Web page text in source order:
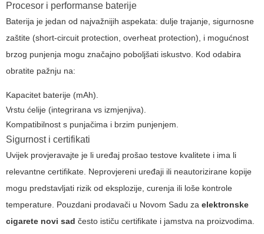
Procesor i performanse baterije
Baterija je jedan od najvažnijih aspekata: dulje trajanje, sigurnosne
zaštite (short-circuit protection, overheat protection), i mogućnost
brzog punjenja mogu značajno poboljšati iskustvo. Kod odabira
obratite pažnju na:
Kapacitet baterije (mAh).
Vrstu ćelije (integrirana vs izmjenjiva).
Kompatibilnost s punjačima i brzim punjenjem.
Sigurnost i certifikati
Uvijek provjeravajte je li uređaj prošao testove kvalitete i ima li
relevantne certifikate. Neprovjereni uređaji ili neautorizirane kopije
mogu predstavljati rizik od eksplozije, curenja ili loše kontrole
temperature. Pouzdani prodavači u Novom Sadu za elektronske
cigarete novi sad često ističu certifikate i jamstva na proizvodima.